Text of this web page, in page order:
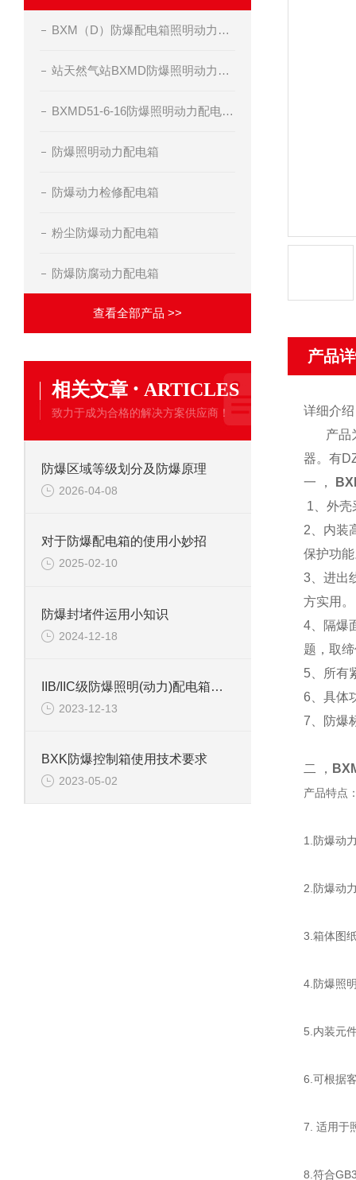
BXM（D）防爆配电箱照明动力开关箱定做制造
站天然气站BXMD防爆照明动力配电箱
BXMD51-6-16防爆照明动力配电箱-非标定做
防爆照明动力配电箱
防爆动力检修配电箱
粉尘防爆动力配电箱
防爆防腐动力配电箱
查看全部产品 >>
相关文章 · ARTICLES
致力于成为合格的解决方案供应商！
防爆区域等级划分及防爆原理
2026-04-08
对于防爆配电箱的使用小妙招
2025-02-10
防爆封堵件运用小知识
2024-12-18
IIB/IIC级防爆照明(动力)配电箱等级选择
2023-12-13
BXK防爆控制箱使用技术要求
2023-05-02
产品
详细介
产品为
器。有
一 ，
1、外壳
2、内装
保护功
3、进出
方实用。
4、隔爆
题，取
5、所有
6、具体
7、防爆
二 ，
产品特点
1.防爆动
2.防爆动
3.箱体图
4.防爆照
5.内装元
6.可根据
7. 适用于
8.符合